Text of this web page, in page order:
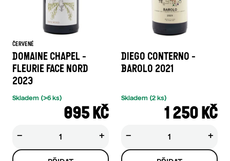
ČERVENÉ
DOMAINE CHAPEL -
FLEURIE FACE NORD
2023
895 KČ
Skladem (>6 ks)
+
−
DIEGO CONTERNO -
BAROLO 2021
1 250 KČ
Skladem (2 ks)
+
−